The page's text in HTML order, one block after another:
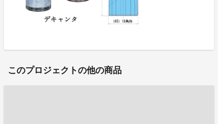
このプロジェクトの他の商品